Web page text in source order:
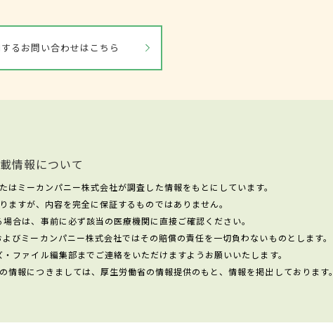
るお問い合わせはこちら
情報について
ミーカンパニー株式会社が調査した情報をもとにしています。
ますが、内容を完全に保証するものではありません。
合は、事前に必ず該当の医療機関に直接ご確認ください。
びミーカンパニー株式会社ではその賠償の責任を一切負わないものとします。
ファイル編集部までご連絡をいただけますようお願いいたします。
報につきましては、厚生労働省の情報提供のもと、情報を掲出しております。